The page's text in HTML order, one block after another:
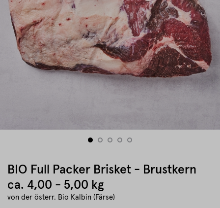
BIO Full Packer Brisket - Brustkern
ca. 4,00 - 5,00 kg
von der österr. Bio Kalbin (Färse)